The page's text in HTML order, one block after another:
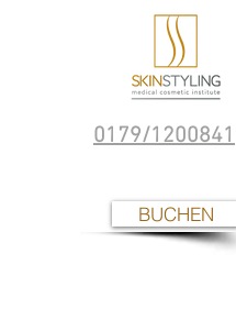
0179/1200841
BUCHEN